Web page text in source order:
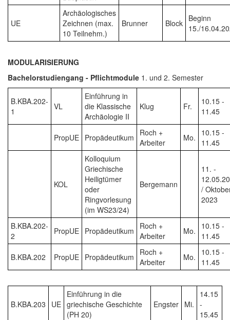
UE
Archäologisches
Zeichnen (max.
10 Teilnehm.)
Brunner Block Beginn
15./
MODULARISIERUNG
Bachelorstudiengang - Pflichtmodule 1. und 2. Semester
B.KBA.202-
1
VL
Einführung in
die Klassische
Archäologie II
Klug Fr.
10.15 -
11.45
PropUE Propädeutikum
Roch +
Arbeiter
Mo.
10.15 -
11.45
KOL
Kolloquium
Griechische
Heiligtümer
oder
Ringvorlesung
(im WS23/24)
Bergemann
11. -
/
2023
B.KBA.202-
2
PropUE Propädeutikum
Roch +
Arbeiter
Mo.
10.15 -
11.45
B.KBA.202 PropUE Propädeutikum
Roch +
Arbeiter
Mo.
10.15 -
11.45
B.KBA.203 UE
Einführung in die
griechische Geschichte
(PH 20)
Engster Mi.
14.15
-
15.45